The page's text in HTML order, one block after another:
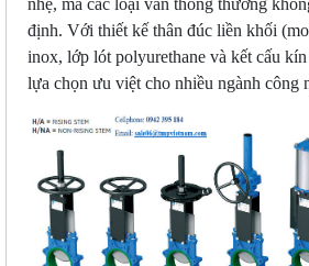
nhẹ, mà các loại van thông thường
định. Với thiết kế thân đúc liền khối
inox, lớp lót polyurethane và kết cấu
lựa chọn ưu việt cho nhiều ngành công